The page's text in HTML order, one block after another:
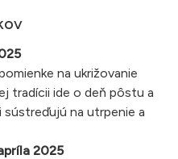
na ukrižovanie
tradícii ide o deň pôstu a
sústreďujú na utrpenie a
2025